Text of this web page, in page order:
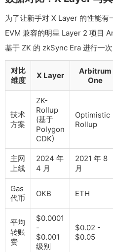
为了让新手对 X Layer 的性能有
EVM 兼容的明星 Layer 2 项目
基于 ZK 的 zkSync Era 进行一次
对比
维度
X Layer
Arbitrum
One
技术
方案
ZK-
Rollup
(基于
Polygon
CDK)
Optimistic
Rollup
主网
上线
2024 年
4 月
2021 年 8
月
Gas
代币
OKB ETH
平均
转账
费
$0.0001
-
$0.001
级别
$0.02 -
$0.05